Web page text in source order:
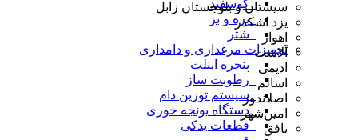
_گوسفند
_بره و بز
_شتر
تجهیزات مرغداری و دامداری
_پنجره اینلت
_رطوبت ساز
_سیستم توزین دام
_دستگاه یونجه خوری
_قطعات یدکی
سیستان و بلوچستان زابل
یزد اشکذر
اهواز
آلاشت
ادیمی
اسالم
اصلاندوز
امین‌شهر
بافق